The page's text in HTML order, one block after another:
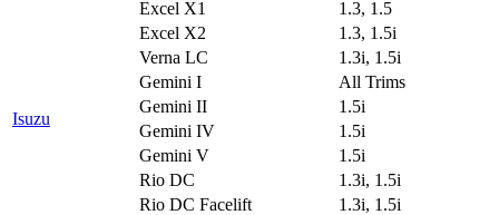
Excel X1
1.3, 1.5
Excel X2
1.3, 1.5i
Verna LC
1.3i, 1.5i
Isuzu
Gemini I
All Trims
Gemini II
1.5i
Gemini IV
1.5i
Gemini V
1.5i
Rio DC
1.3i, 1.5i
Rio DC Facelift
1.3i, 1.5i